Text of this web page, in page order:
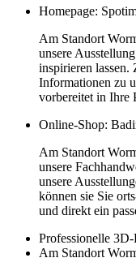
Homepage:
Am Standort
unsere
inspirieren lassen.
Informationen zu
vorbereitet in Ihre
Online-Shop:
Am Standort
unsere
unsere
können sie Sie
und direkt ein
Professionelle
Am Standort